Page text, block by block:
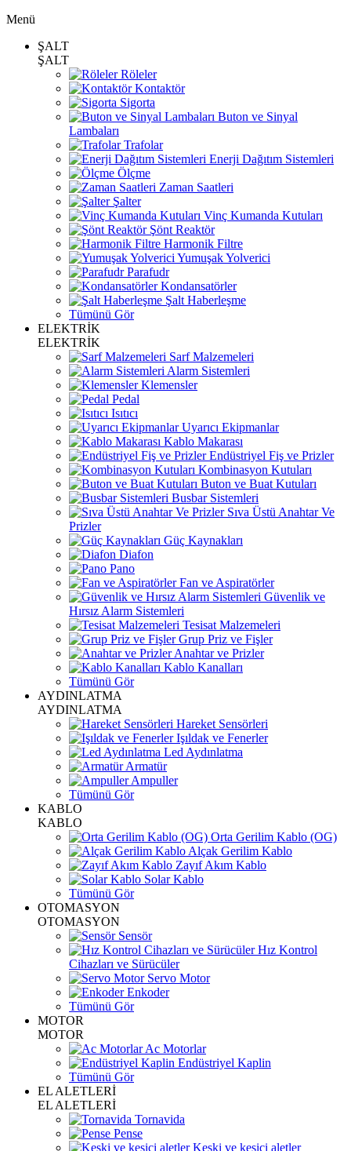
Menü
ŞALT
ŞALT
Röleler
Kontaktör
Sigorta
Buton ve Sinyal
Lambaları
Trafolar
Enerji Dağıtım Sistemleri
Ölçme
Zaman Saatleri
Şalter
Vinç Kumanda Kutuları
Şönt Reaktör
Harmonik Filtre
Yumuşak Yolverici
Parafudr
Kondansatörler
Şalt Haberleşme
Tümünü Gör
ELEKTRİK
ELEKTRİK
Sarf Malzemeleri
Alarm Sistemleri
Klemensler
Pedal
Isıtıcı
Uyarıcı Ekipmanlar
Kablo Makarası
Endüstriyel Fiş ve Prizler
Kombinasyon Kutuları
Buton ve Buat Kutuları
Busbar Sistemleri
Sıva Üstü Anahtar Ve
Prizler
Güç Kaynakları
Diafon
Pano
Fan ve Aspiratörler
Güvenlik ve
Hırsız Alarm Sistemleri
Tesisat Malzemeleri
Grup Priz ve Fişler
Anahtar ve Prizler
Kablo Kanalları
Tümünü Gör
AYDINLATMA
AYDINLATMA
Hareket Sensörleri
Işıldak ve Fenerler
Led Aydınlatma
Armatür
Ampuller
Tümünü Gör
KABLO
KABLO
Orta Gerilim Kablo (OG)
Alçak Gerilim Kablo
Zayıf Akım Kablo
Solar Kablo
Tümünü Gör
OTOMASYON
OTOMASYON
Sensör
Hız Kontrol
Cihazları ve Sürücüler
Servo Motor
Enkoder
Tümünü Gör
MOTOR
MOTOR
Ac Motorlar
Endüstriyel Kaplin
Tümünü Gör
EL ALETLERİ
EL ALETLERİ
Tornavida
Pense
Keski ve kesici aletler